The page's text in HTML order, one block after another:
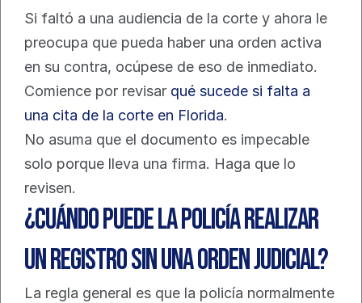
Si faltó a una audiencia de la corte y ahora le
preocupa que pueda haber una orden activa
en su contra, ocúpese de eso de inmediato.
Comience por revisar qué sucede si falta a
una cita de la corte en Florida.
No asuma que el documento es impecable
solo porque lleva una firma. Haga que lo
revisen.
¿Cuándo puede la policía realizar
un registro sin una orden judicial?
La regla general es que la policía normalmente